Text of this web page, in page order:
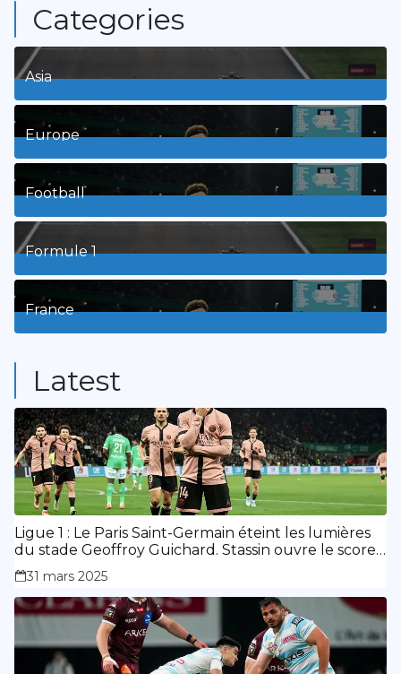
Categories
Asia
1Posts
Europe
3Posts
Football
8Posts
Formule 1
3Posts
France
Latest
Ligue 1 : Le Paris Saint-Germain éteint les lumières
du stade Geoffroy Guichard. Stassin ouvre le score,
doublé de Doué.
31 mars 2025